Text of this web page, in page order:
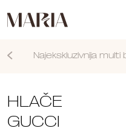
Najekskluzivnija
HLAČE
GUCCI